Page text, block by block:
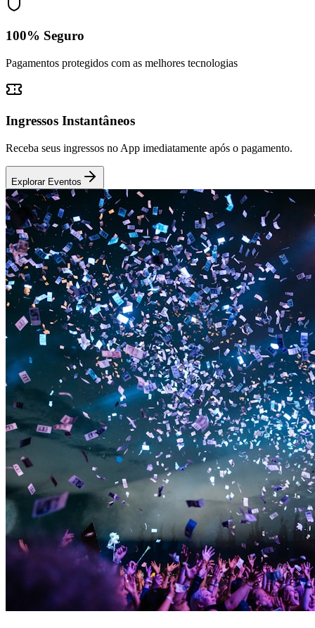
100% Seguro
Pagamentos protegidos com as melhores tecnologias
Ingressos Instantâneos
Receba seus ingressos no App imediatamente após o pagamento.
Explorar Eventos